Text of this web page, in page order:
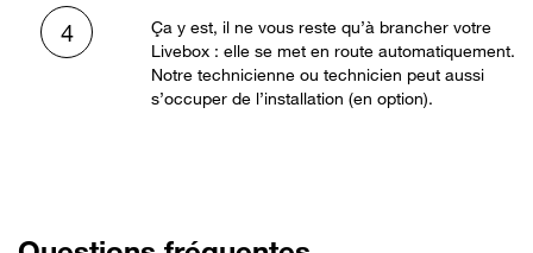
4
Ça y est, il ne vous reste qu’à brancher votre
Livebox : elle se met en route automatiquement.
Notre technicienne ou technicien peut aussi
s’occuper de l’installation (en option).